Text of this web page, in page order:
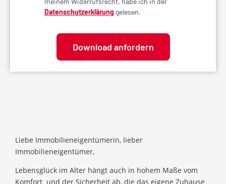
Liebe Immobilieneigentümerin, lieber
Immobilieneigentümer,
Lebensglück im Alter hängt auch in hohem Maße vom
Komfort und der Sicherheit ab, die das eigene Zuhause